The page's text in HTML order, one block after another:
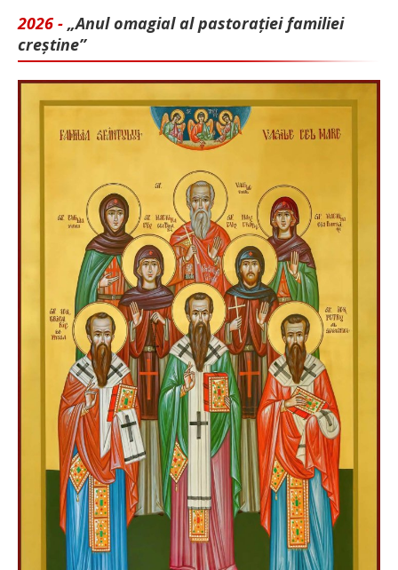
2026 - „Anul omagial al pastorației familiei
creștine”